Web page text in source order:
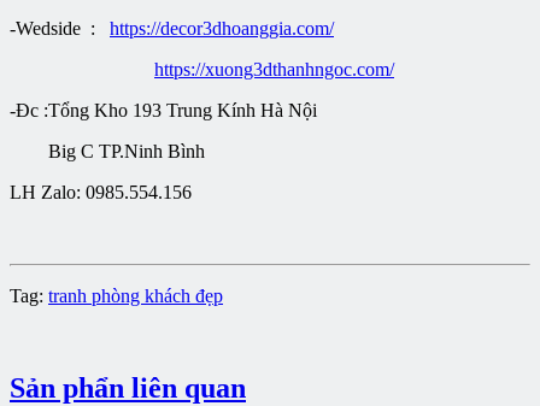
-Wedside : https://decor3dhoanggia.com/
https://xuong3dthanhngoc.com/
-Đc :Tổng Kho 193 Trung Kính Hà Nội
Big C TP.Ninh Bình
LH Zalo: 0985.554.156
Tag: tranh phòng khách đẹp
Sản phẩn liên quan